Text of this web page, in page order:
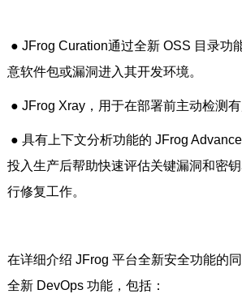
● JFrog Curation通过全新 OSS 目录功
意软件包或漏洞进入其开发环境。
● JFrog Xray，用于在部署前主动检测有
● 具有上下文分析功能的 JFrog
投入生产后帮助快速评估关键漏洞和密
行修复工作。
在详细介绍 JFrog 平台全新安全功能的
全新 DevOps 功能，包括：